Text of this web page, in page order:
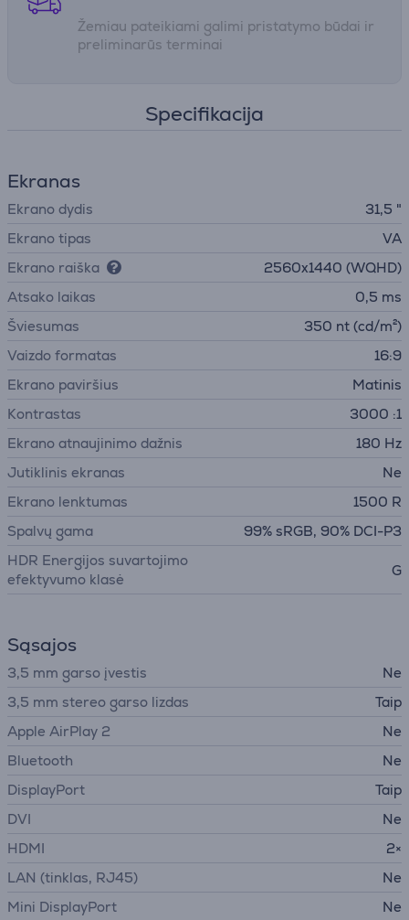
Žemiau pateikiami galimi pristatymo būdai ir
preliminarūs terminai
Specifikacija
Ekranas
Ekrano dydis
31,5 "
Ekrano tipas
VA
Ekrano raiška
2560x1440 (WQHD)
Atsako laikas
0,5 ms
Šviesumas
350 nt (cd/m²)
Vaizdo formatas
16:9
Ekrano paviršius
Matinis
Kontrastas
3000 :1
Ekrano atnaujinimo dažnis
180 Hz
Jutiklinis ekranas
Ne
Ekrano lenktumas
1500 R
Spalvų gama
99% sRGB, 90% DCI-P3
HDR Energijos suvartojimo
efektyvumo klasė
G
Sąsajos
3,5 mm garso įvestis
Ne
3,5 mm stereo garso lizdas
Taip
Apple AirPlay 2
Ne
Bluetooth
Ne
DisplayPort
Taip
DVI
Ne
HDMI
2×
LAN (tinklas, RJ45)
Ne
Mini DisplayPort
Ne